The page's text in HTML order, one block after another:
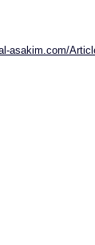
asakim.com/